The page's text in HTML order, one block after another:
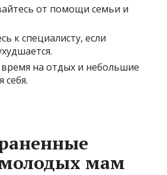
от помощи семьи и
к специалисту, если
на отдых и небольшие
себя.
мам